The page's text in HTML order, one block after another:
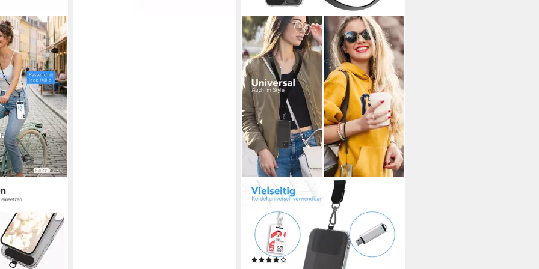
für
mit
Kordel
EAZY CASE
Handykette Universal Handykette mit
Breitband, Kette zum Umhängen Pad
mit Kordel Uni Smartphonekette
Breit Schwarz